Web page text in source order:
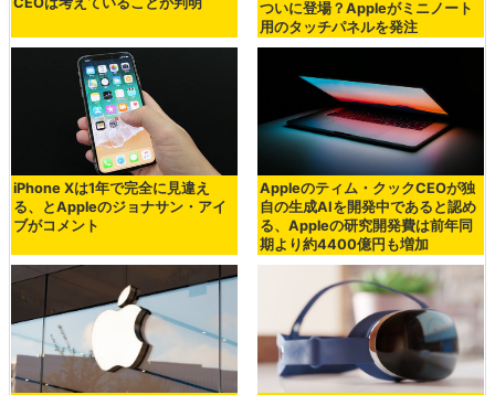
ついに登場？Appleがミニノート
用のタッチパネルを発注
iPhone Xは1年で完全に見違え
る、とAppleのジョナサン・アイ
ブがコメント
Appleのティム・クックCEOが独
自の生成AIを開発中であると認め
る、Appleの研究開発費は前年同
期より約4400億円も増加